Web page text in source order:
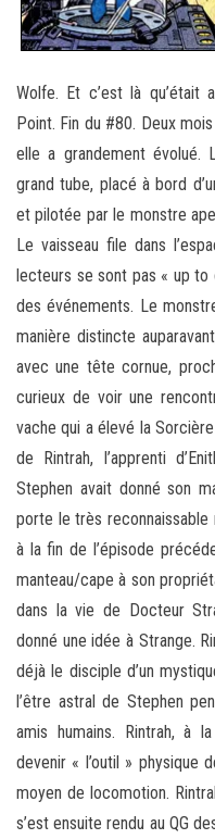
Wolfe. Et c’est là qu’était
Point. Fin du #80. Deux
elle a grandement évolué.
grand tube, placé à bord
et pilotée par le monstre
Le vaisseau file dans
lecteurs se sont pas « up to
des événements. Le
manière distincte
avec une tête cornue,
curieux de voir une
vache qui a élevé la
de Rintrah, l’apprenti
Stephen avait donné son
porte le très reconnaissable
à la fin de l’épisode
manteau/cape à son
dans la vie de Docteur
donné une idée à Strange.
déjà le disciple d’un
l’être astral de Stephen
amis humains. Rintrah, à
devenir « l’outil » physique
moyen de locomotion.
s’est ensuite rendu au QG